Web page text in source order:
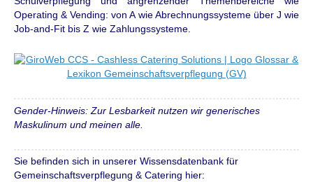
Operating & Vending: von A wie Abrechnungssysteme über J wie
Job-and-Fit bis Z wie Zahlungssysteme.
Gender-Hinweis: Zur Lesbarkeit nutzen wir generisches
Maskulinum und meinen alle.
Sie befinden sich in unserer Wissensdatenbank für
Gemeinschaftsverpflegung & Catering hier: